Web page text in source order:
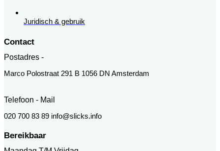
Juridisch & gebruik
Contact
Postadres -
Marco Polostraat 291 B 1056 DN Amsterdam
Telefoon - Mail
020 700 83 89 info@slicks.info
Bereikbaar